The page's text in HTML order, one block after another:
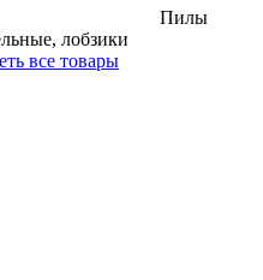
Пилы
лобзики
все товары